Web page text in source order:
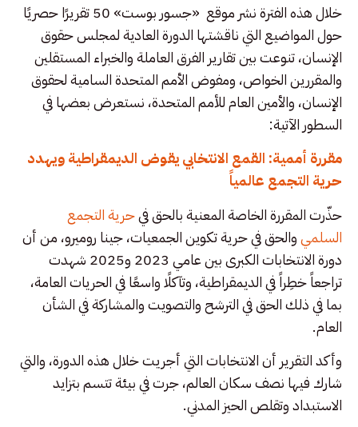
خلال هذه الفترة نشر موقع «جسور بوست» 50 تقريرًا حصريًا
حول المواضيع التي ناقشتها الدورة العادية لمجلس حقوق
الإنسان، تنوعت بين تقارير الفرق العاملة والخبراء المستقلين
والمقررين الخواص، ومفوض الأمم المتحدة السامية لحقوق
الإنسان، والأمين العام للأمم المتحدة، نستعرض بعضها في
السطور الآتية:
مقررة أممية: القمع الانتخابي يقوض الديمقراطية ويهدد
حرية التجمع عالمياً
حذّرت المقررة الخاصة المعنية بالحق فيحرية التجمع
السلميوالحق في حرية تكوين الجمعيات، جينا روميرو، من أن
دورة الانتخابات الكبرى بين عامي 2023 و2025 شهدت
تراجعاً خطِراً في الديمقراطية، وتآكلًا واسعًا في الحريات العامة،
بما في ذلك الحق في الترشح والتصويت والمشاركة في الشأن
العام.
وأكد التقرير أن الانتخابات التي أجريت خلال هذه الدورة، والتي
شارك فيها نصف سكان العالم، جرت في بيئة تتسم بتزايد
الاستبداد وتقلص الحيز المدني.